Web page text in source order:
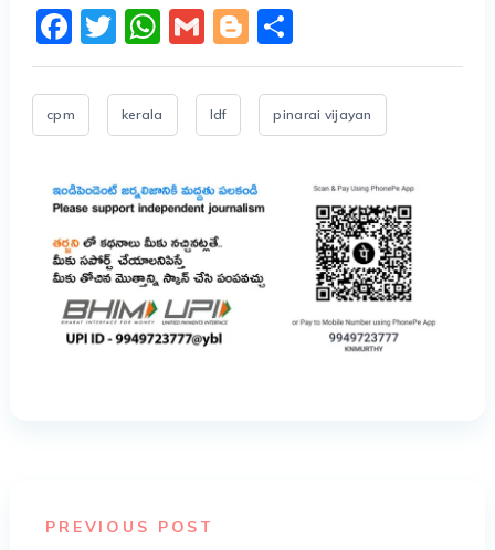
Facebook
Twitter
WhatsApp
GmailBlogger
Share
cpm kerala ldf pinarai vijayan
PREVIOUS POST